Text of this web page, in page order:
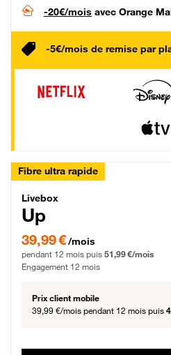
-20€/mois avec Orange
-5€/mois de remise par
Fibre ultra rapide
Livebox Up Fibre
Livebox
Up
39,99 € par mois pendant 12 mois
39,99 €/mois
pendant 12 mois puis 51,99 €/mois
Engagement 12 mois
Prix client mobile
39,99 €/mois pendant 12 mois puis